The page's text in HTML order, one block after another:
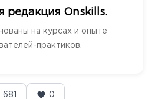
редакция Onskills.
на курсах и опыте
практиков.
681 0